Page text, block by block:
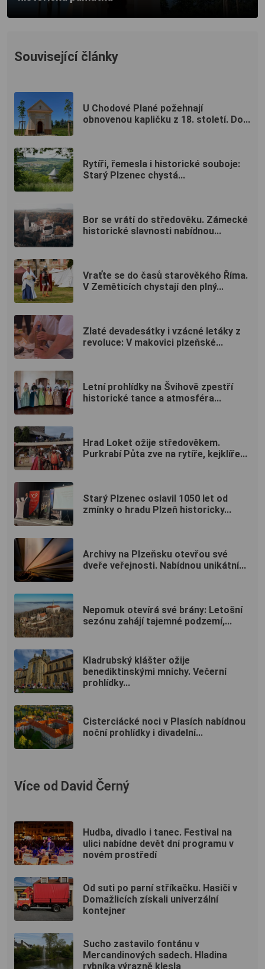
Související články
U Chodové Plané požehnají
obnovenou kapličku z 18. století. Do...
Rytíři, řemesla i historické souboje:
Starý Plzenec chystá...
Bor se vrátí do středověku. Zámecké
historické slavnosti nabídnou...
Vraťte se do časů starověkého Říma.
V Zeměticích chystají den plný...
Zlaté devadesátky i vzácné letáky z
revoluce: V makovici plzeňské...
Letní prohlídky na Švihově zpestří
historické tance a atmosféra...
Hrad Loket ožije středověkem.
Purkrabí Půta zve na rytíře, kejklíře...
Starý Plzenec oslavil 1050 let od
zmínky o hradu Plzeň historicky...
Archivy na Plzeňsku otevřou své
dveře veřejnosti. Nabídnou unikátní...
Nepomuk otevírá své brány: Letošní
sezónu zahájí tajemné podzemí,...
Kladrubský klášter ožije
benediktinskými mnichy. Večerní
prohlídky...
Cisterciácké noci v Plasích nabídnou
noční prohlídky i divadelní...
Více od David Černý
Hudba, divadlo i tanec. Festival na
ulici nabídne devět dní programu v
novém prostředí
Od suti po parní stříkačku. Hasiči v
Domažlicích získali univerzální
kontejner
Sucho zastavilo fontánu v
Mercandinových sadech. Hladina
rybníka výrazně klesla